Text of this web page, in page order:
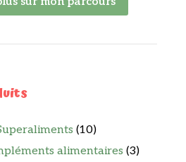
(10)
alimentaires (3)